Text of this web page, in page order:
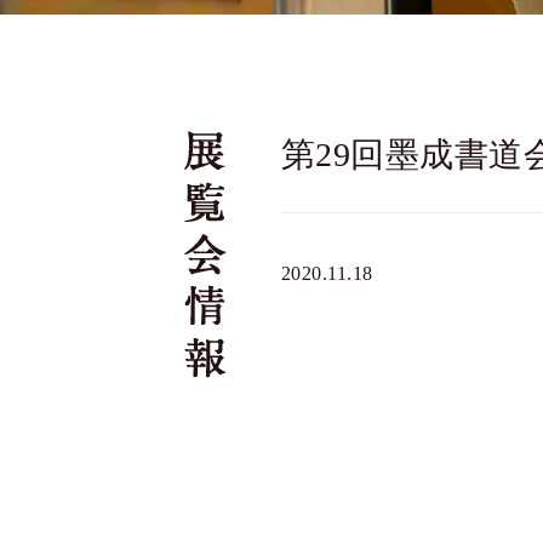
第29回墨成書道
2020.11.18